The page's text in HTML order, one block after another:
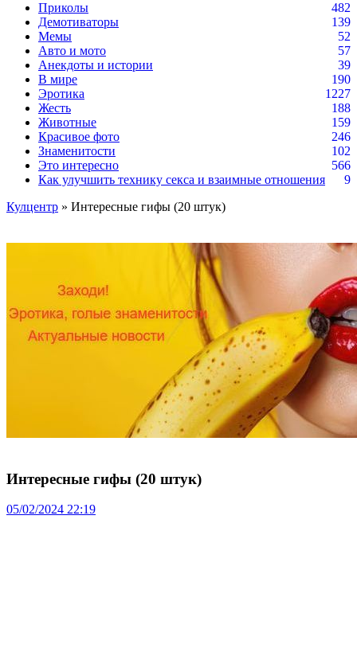
Приколы
482
Демотиваторы
139
Мемы
52
Авто и мото
57
Анекдоты и истории
39
В мире
190
Эротика
1227
Жесть
188
Животные
159
Красивое фото
246
Знаменитости
102
Это интересно
566
Как улучшить технику секса и взаимные отношения
9
Кулцентр » Интересные гифы (20 штук)
Интересные гифы (20 штук)
05/02/2024 22:19